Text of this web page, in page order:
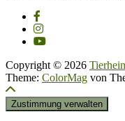
Copyright © 2026
Theme: ColorMag von
Zustimmung verwalten